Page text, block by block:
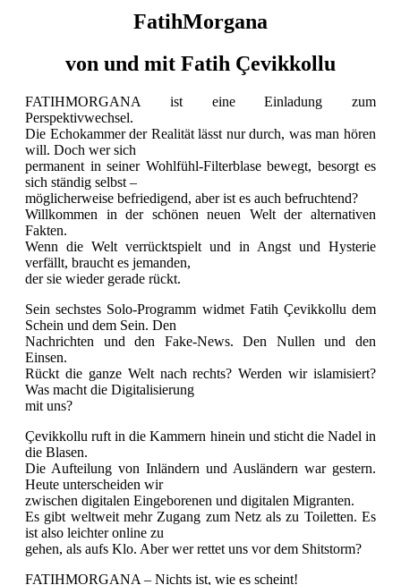
FatihMorgana
von und mit Fatih Çevikkollu
FATIHMORGANA ist eine Einladung zum
Perspektivwechsel.
Die Echokammer der Realität lässt nur durch, was man hören
will. Doch wer sich
permanent in seiner Wohlfühl-Filterblase bewegt, besorgt es
sich ständig selbst –
möglicherweise befriedigend, aber ist es auch befruchtend?
Willkommen in der schönen neuen Welt der alternativen
Fakten.
Wenn die Welt verrücktspielt und in Angst und Hysterie
verfällt, braucht es jemanden,
der sie wieder gerade rückt.
Sein sechstes Solo-Programm widmet Fatih Çevikkollu dem
Schein und dem Sein. Den
Nachrichten und den Fake-News. Den Nullen und den
Einsen.
Rückt die ganze Welt nach rechts? Werden wir islamisiert?
Was macht die Digitalisierung
mit uns?
Çevikkollu ruft in die Kammern hinein und sticht die Nadel in
die Blasen.
Die Aufteilung von Inländern und Ausländern war gestern.
Heute unterscheiden wir
zwischen digitalen Eingeborenen und digitalen Migranten.
Es gibt weltweit mehr Zugang zum Netz als zu Toiletten. Es
ist also leichter online zu
gehen, als aufs Klo. Aber wer rettet uns vor dem Shitstorm?
FATIHMORGANA – Nichts ist, wie es scheint!